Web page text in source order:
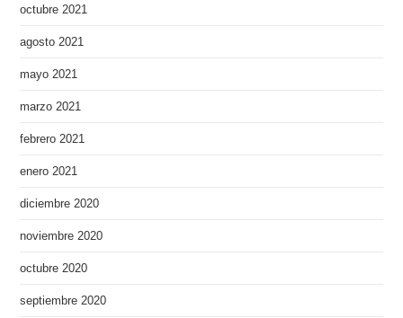
octubre 2021
agosto 2021
mayo 2021
marzo 2021
febrero 2021
enero 2021
diciembre 2020
noviembre 2020
octubre 2020
septiembre 2020